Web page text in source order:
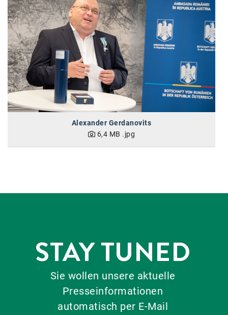
Alexander Gerdanovits
6,4 MB .jpg
STAY TUNED
Sie wollen unsere aktuelle
Presseinformationen
automatisch per E-Mail